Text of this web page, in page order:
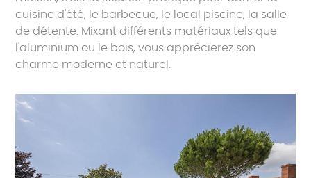
cuisine d'été, le barbecue, le local piscine, la salle
de détente. Mixant différents matériaux tels que
l'aluminium ou le bois, vous apprécierez son
charme moderne et naturel.